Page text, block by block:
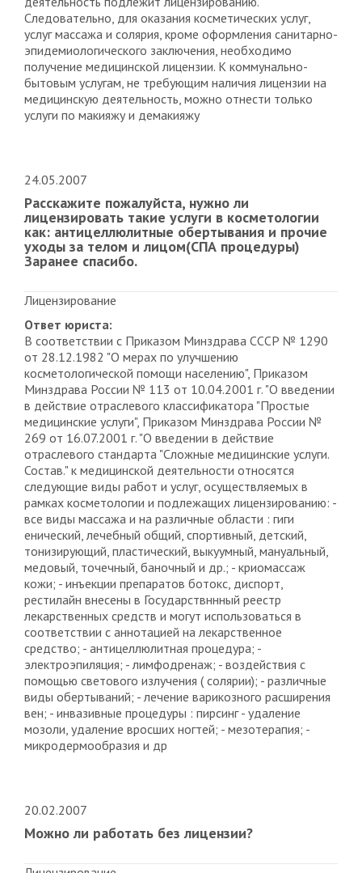
Следовательно, для оказания косметических услуг,
услуг массажа и солярия, кроме оформления санитарно-
эпидемиологического заключения, необходимо
получение медицинской лицензии. К коммунально-
бытовым услугам, не требующим наличия лицензии на
медицинскую деятельность, можно отнести только
услуги по макияжу и демакияжу
24.05.2007
Расскажите пожалуйста, нужно ли
лицензировать такие услуги в косметологии
как: антицеллюлитные обертывания и прочие
уходы за телом и лицом(СПА процедуры)
Заранее спасибо.
Лицензирование
Ответ юриста:
В соответствии с Приказом Минздрава СССР № 1290
от 28.12.1982 "О мерах по улучшению
косметологической помощи населению", Приказом
Минздрава России № 113 от 10.04.2001 г. "О введении
в действие отраслевого классификатора "Простые
медицинские услуги", Приказом Минздрава России №
269 от 16.07.2001 г. "О введении в действие
отраслевого стандарта "Сложные медицинские услуги.
Состав." к медицинской деятельности относятся
следующие виды работ и услуг, осуществляемых в
рамках косметологии и подлежащих лицензированию: -
все виды массажа и на различные области : гиги
енический, лечебный общий, спортивный, детский,
тонизирующий, пластический, выкуумный, мануальный,
медовый, точечный, баночный и др.; - криомассаж
кожи; - инъекции препаратов ботокс, диспорт,
рестилайн внесены в Государствннный реестр
лекарственных средств и могут использоваться в
соответствии с аннотацией на лекарственное
средство; - антицеллюлитная процедура; -
электроэпиляция; - лимфодренаж; - воздействия с
помощью светового излучения ( солярии); - различные
виды обертываний; - лечение варикозного расширения
вен; - инвазивные процедуры : пирсинг - удаление
мозоли, удаление вросших ногтей; - мезотерапия; -
микродермообразия и др
20.02.2007
Можно ли работать без лицензии?